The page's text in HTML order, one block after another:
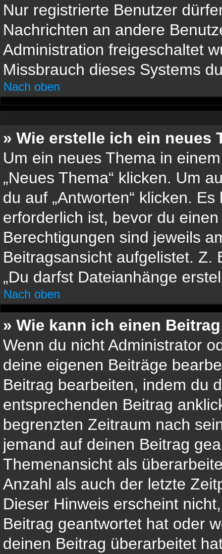
Nur registrierte Benutzer
Nachrichten an andere
Administration freigeschaltet
Missbrauch dieses Systems
Nach oben
» Wie erstelle ich ein neues
Um ein neues Thema in
„Neues Thema“ klicken. Um
du auf „Antworten“ klicken.
erforderlich ist, bevor du
Berechtigungen sind jeweils
Beitragsansicht aufgelistet. Z.
„Du darfst Dateianhänge
Nach oben
» Wie kann ich einen
Wenn du nicht Administrator
deine eigenen Beiträge
Beitrag bearbeiten, indem du
entsprechenden Beitrag
begrenzten Zeitraum nach
jemand auf deinen Beitrag
Themenansicht als
Anzahl als auch der letzte
Dieser Hinweis erscheint
Beitrag geantwortet hat oder
deinen Beitrag überarbeitet